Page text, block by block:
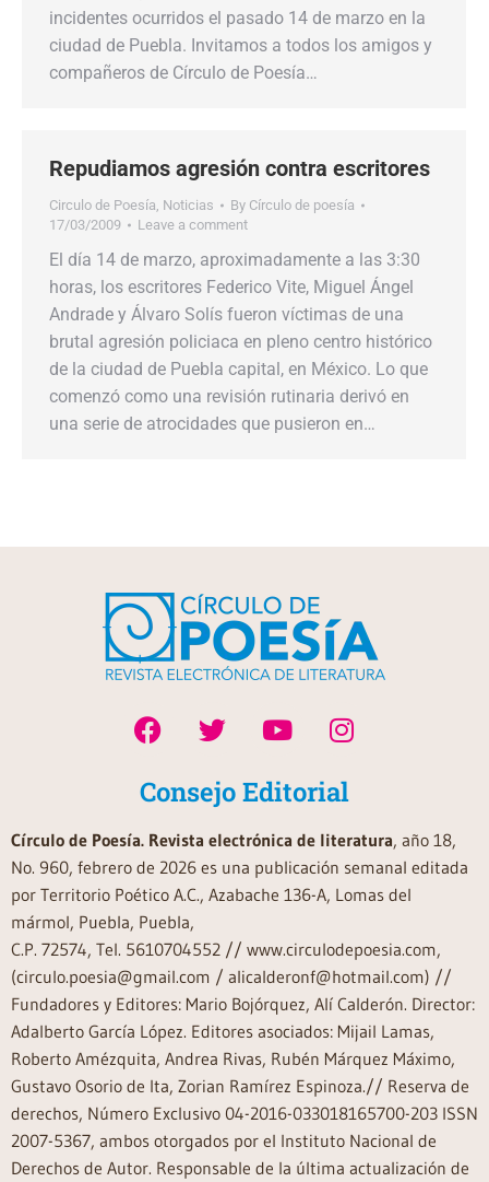
incidentes ocurridos el pasado 14 de marzo en la
ciudad de Puebla. Invitamos a todos los amigos y
compañeros de Círculo de Poesía…
Repudiamos agresión contra escritores
Circulo de Poesía, Noticias By Círculo de poesía
17/03/2009
Leave a comment
El día 14 de marzo, aproximadamente a las 3:30
horas, los escritores Federico Vite, Miguel Ángel
Andrade y Álvaro Solís fueron víctimas de una
brutal agresión policiaca en pleno centro histórico
de la ciudad de Puebla capital, en México. Lo que
comenzó como una revisión rutinaria derivó en
una serie de atrocidades que pusieron en…
Consejo Editorial
Círculo de Poesía. Revista electrónica de literatura, año 18,
No. 960, febrero de 2026 es una publicación semanal editada
por Territorio Poético A.C., Azabache 136-A, Lomas del
mármol, Puebla, Puebla,
C.P. 72574, Tel. 5610704552 // www.circulodepoesia.com,
(circulo.poesia@gmail.com / alicalderonf@hotmail.com) //
Fundadores y Editores: Mario Bojórquez, Alí Calderón. Director:
Adalberto García López. Editores asociados: Mijail Lamas,
Roberto Amézquita, Andrea Rivas, Rubén Márquez Máximo,
Gustavo Osorio de Ita, Zorian Ramírez Espinoza.// Reserva de
derechos, Número Exclusivo 04-2016-033018165700-203 ISSN
2007-5367, ambos otorgados por el Instituto Nacional de
Derechos de Autor. Responsable de la última actualización de